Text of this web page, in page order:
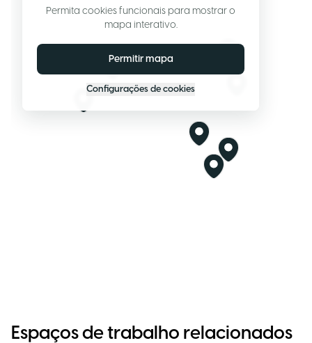
Permita cookies funcionais para mostrar o
mapa interativo.
Permitir mapa
Configurações de cookies
Espaços de trabalho relacionados